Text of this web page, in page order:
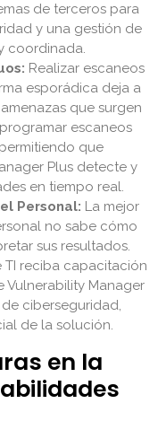
de terceros para
y una gestión de
coordinada.
Realizar escaneos
esporádica deja a
que surgen
escaneos
que
Plus detecte y
en tiempo real.
Personal: La mejor
no sabe cómo
sus resultados.
TI reciba capacitación
Vulnerability Manager
ciberseguridad,
de la solución.
en la